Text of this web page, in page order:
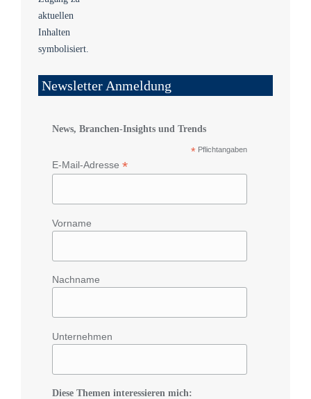
Newsletter Anmeldung
News, Branchen-Insights und Trends
* Pflichtangaben
E-Mail-Adresse *
Vorname
Nachname
Unternehmen
Diese Themen interessieren mich: